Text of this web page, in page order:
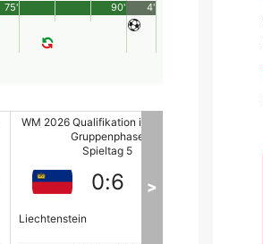
90'
75' 4'
WM 2026 Qualifikation in Europa -
Gruppenphase
Spieltag 5
Liechtenstein
0:6 >